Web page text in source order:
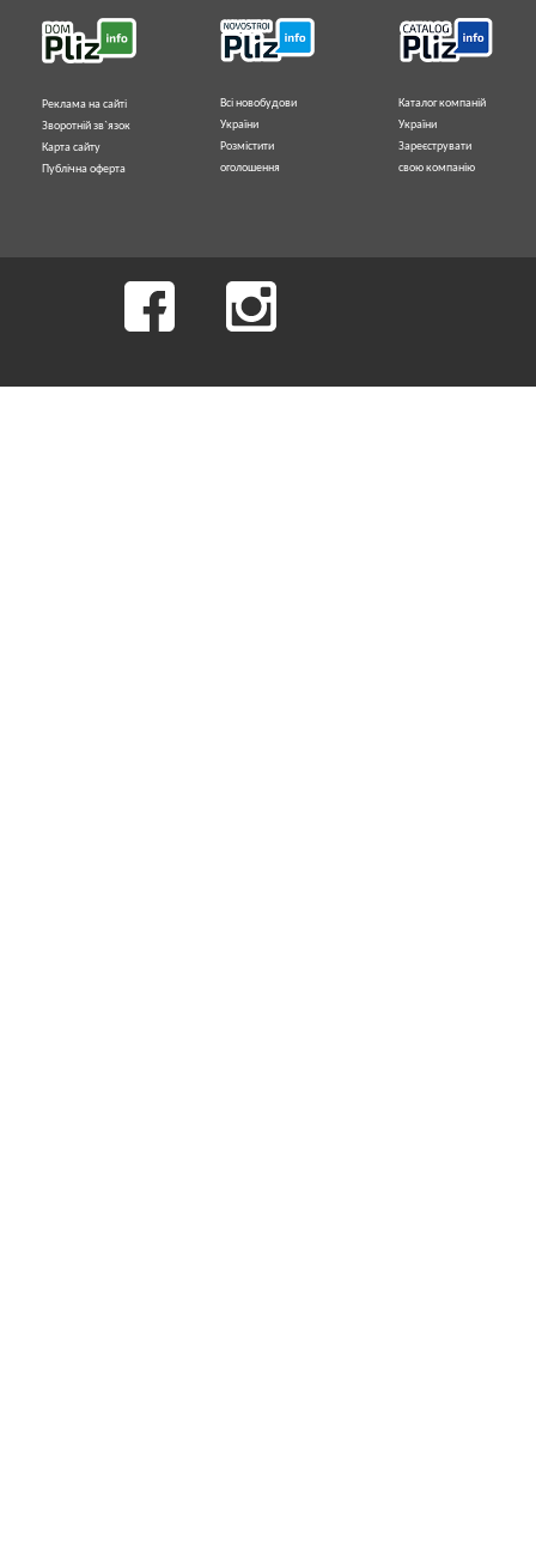
Реклама на сайті
Зворотній зв`язок
Карта сайту
Публічна оферта
Всі новобудови
України
Розмістити
оголошення
Каталог компаній
України
Зареєструвати
свою компанію